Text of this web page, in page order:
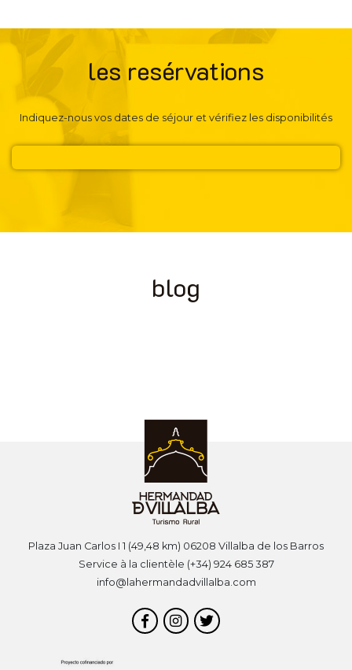
les resérvations
Indiquez-nous vos dates de séjour et vérifiez les disponibilités
blog
Plaza Juan Carlos I 1 (49,48 km) 06208 Villalba de los Barros
Service à la clientèle (+34) 924 685 387
info@lahermandadvillalba.com